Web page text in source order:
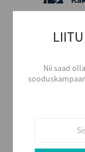
Nii saad